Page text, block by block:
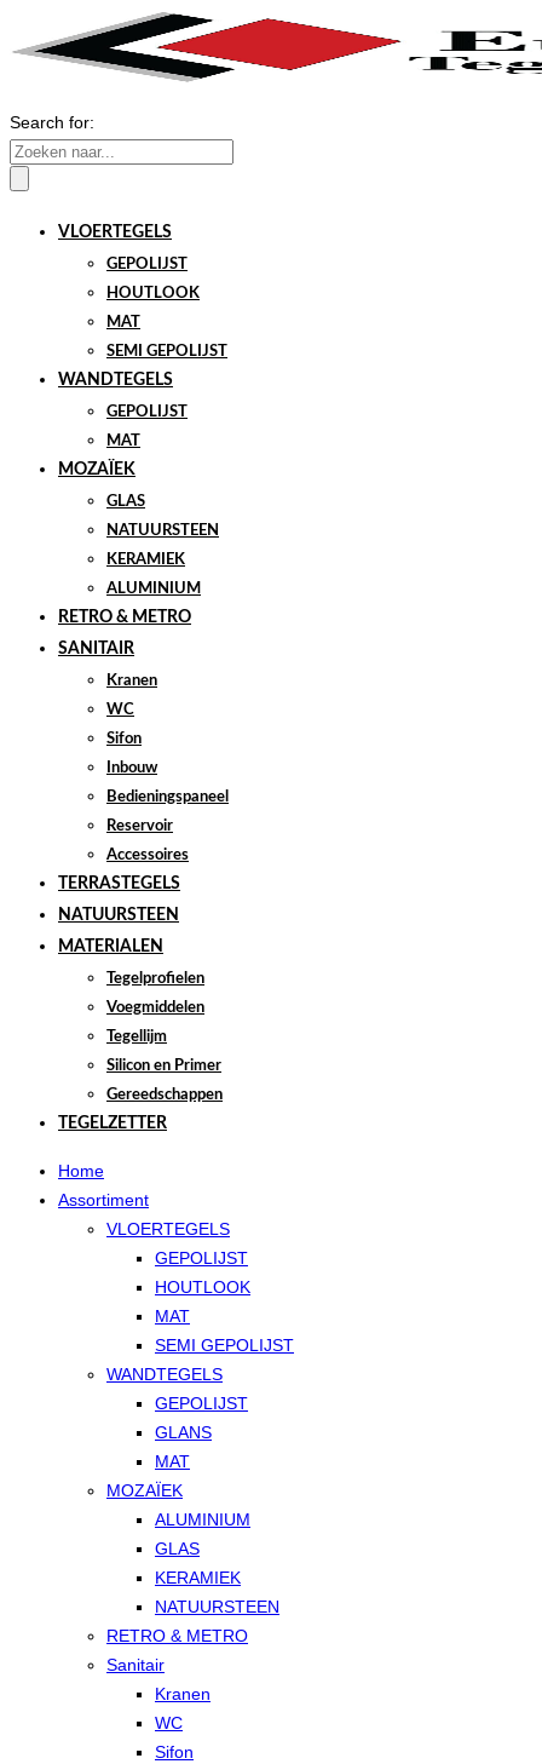
Search for:
VLOERTEGELS
GEPOLIJST
HOUTLOOK
MAT
SEMI GEPOLIJST
WANDTEGELS
GEPOLIJST
MAT
MOZAÏEK
GLAS
NATUURSTEEN
KERAMIEK
ALUMINIUM
RETRO & METRO
SANITAIR
Kranen
WC
Sifon
Inbouw
Bedieningspaneel
Reservoir
Accessoires
TERRASTEGELS
NATUURSTEEN
MATERIALEN
Tegelprofielen
Voegmiddelen
Tegellijm
Silicon en Primer
Gereedschappen
TEGELZETTER
Home
Assortiment
VLOERTEGELS
GEPOLIJST
HOUTLOOK
MAT
SEMI GEPOLIJST
WANDTEGELS
GEPOLIJST
GLANS
MAT
MOZAÏEK
ALUMINIUM
GLAS
KERAMIEK
NATUURSTEEN
RETRO & METRO
Sanitair
Kranen
WC
Sifon